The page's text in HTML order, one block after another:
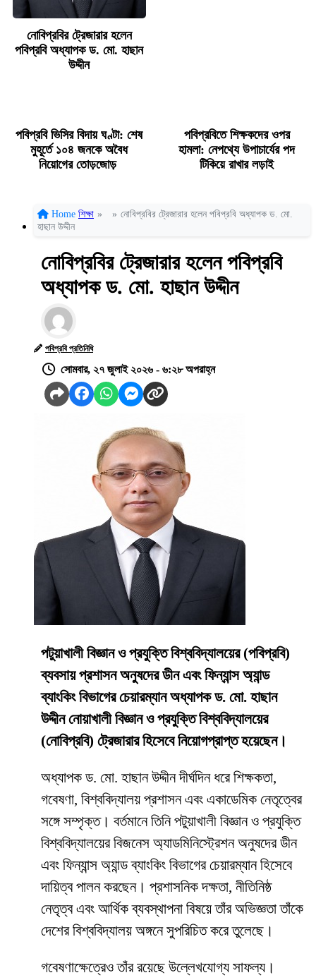
নোবিপ্রবির ট্রেজারার হলেন
পবিপ্রবি অধ্যাপক ড. মো. হাছান
উদ্দীন
পবিপ্রবি ভিসির বিদায় ঘণ্টা: শেষ
মুহূর্তে ১০৪ জনকে অবৈধ
নিয়োগের তোড়জোড়
পবিপ্রবিতে শিক্ষকদের ওপর
হামলা: নেপথ্যে উপাচার্যের পদ
টিকিয়ে রাখার লড়াই
Home শিক্ষা » » নোবিপ্রবির ট্রেজারার হলেন পবিপ্রবি অধ্যাপক ড. মো.
হাছান উদ্দীন
নোবিপ্রবির ট্রেজারার হলেন পবিপ্রবি
অধ্যাপক ড. মো. হাছান উদ্দীন
পবিপ্রবি প্রতিনিধি
সোমবার, ২৭ জুলাই ২০২৬ - ৬:২৮ অপরাহ্ন
পটুয়াখালী বিজ্ঞান ও প্রযুক্তি বিশ্ববিদ্যালয়ের (পবিপ্রবি)
ব্যবসায় প্রশাসন অনুষদের ডীন এবং ফিন্যান্স অ্যান্ড
ব্যাংকিং বিভাগের চেয়ারম্যান অধ্যাপক ড. মো. হাছান
উদ্দীন নোয়াখালী বিজ্ঞান ও প্রযুক্তি বিশ্ববিদ্যালয়ের
(নোবিপ্রবি) ট্রেজারার হিসেবে নিয়োগপ্রাপ্ত হয়েছেন।
অধ্যাপক ড. মো. হাছান উদ্দীন দীর্ঘদিন ধরে শিক্ষকতা,
গবেষণা, বিশ্ববিদ্যালয় প্রশাসন এবং একাডেমিক নেতৃত্বের
সঙ্গে সম্পৃক্ত। বর্তমানে তিনি পটুয়াখালী বিজ্ঞান ও প্রযুক্তি
বিশ্ববিদ্যালয়ের বিজনেস অ্যাডমিনিস্ট্রেশন অনুষদের ডীন
এবং ফিন্যান্স অ্যান্ড ব্যাংকিং বিভাগের চেয়ারম্যান হিসেবে
দায়িত্ব পালন করছেন। প্রশাসনিক দক্ষতা, নীতিনিষ্ঠ
নেতৃত্ব এবং আর্থিক ব্যবস্থাপনা বিষয়ে তাঁর অভিজ্ঞতা তাঁকে
দেশের বিশ্ববিদ্যালয় অঙ্গনে সুপরিচিত করে তুলেছে।
গবেষণাক্ষেত্রেও তাঁর রয়েছে উল্লেখযোগ্য সাফল্য।